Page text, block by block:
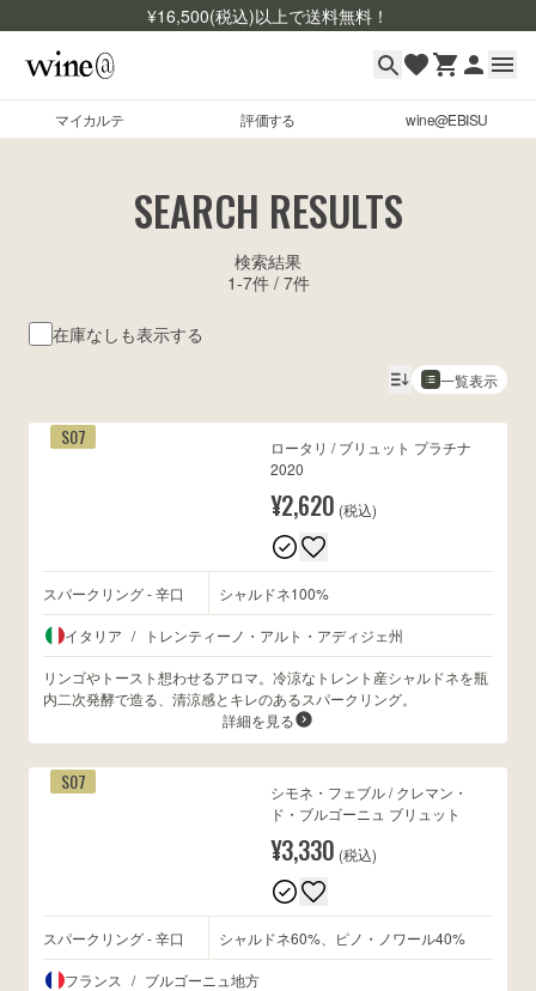
¥16,500(税込)以上で送料無料！
マイカルテ 評価する wine@EBISU
マイカルテ
商品検索
よくあるご質問
wine@とは
SEARCH RESULTS
検索結果
1-7件 / 7件
在庫なしも表示する
一覧表示
S07
ロータリ / ブリュット プラチナ
2020
¥2,620 (税込)
スパークリング - 辛口 シャルドネ100%
イタリア / トレンティーノ・アルト・アディジェ州
リンゴやトースト想わせるアロマ。冷涼なトレント産シャルドネを瓶
内二次発酵で造る、清涼感とキレのあるスパークリング。
詳細を見る
S07
シモネ・フェブル / クレマン・
ド・ブルゴーニュ ブリュット
¥3,330 (税込)
スパークリング - 辛口 シャルドネ60%、ピノ・ノワール40%
フランス / ブルゴーニュ地方